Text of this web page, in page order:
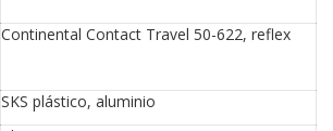
Continental Contact Travel 50-622, reflex
SKS plástico, aluminio